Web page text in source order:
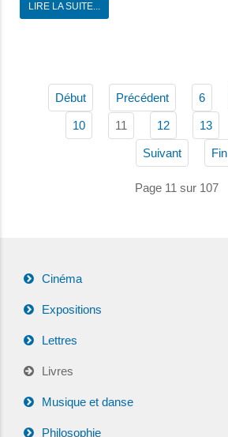
LIRE LA SUITE...
Début Précédent 6
10 11 12 13
Suivant Fin
Page 11 sur 107
Cinéma
Expositions
Lettres
Livres
Musique et danse
Philosophie